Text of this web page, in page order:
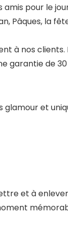
pour le
Pâques, la
à nos
garantie de
glamour et
et à enlever